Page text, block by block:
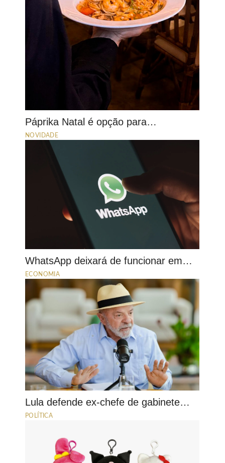
Páprika Natal é opção para…
NOVIDADE
WhatsApp deixará de funcionar em…
ECONOMIA
Lula defende ex-chefe de gabinete…
POLÍTICA